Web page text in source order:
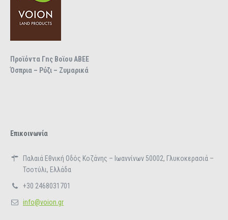
Προϊόντα Γnς Βοϊου ΑΒΕΕ
Όσπρια – Ρύζι – Ζυμαρικά
Επικοινωνία
Παλαιά Εθνική Οδός Κοζάνης – Ιωαννίνων 50002, Γλυκοκερασιά –
Τσοτύλι, Ελλάδα
+30 2468031701
info@voion.gr